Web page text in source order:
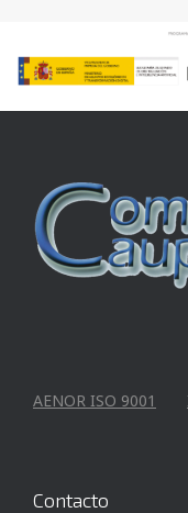
AENOR ISO 9001
Contacto